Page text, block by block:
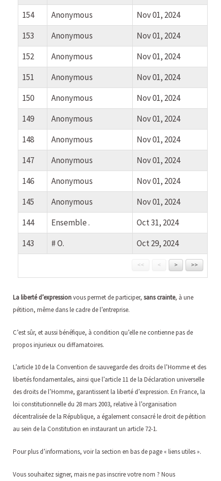
154
Anonymous
Nov 01, 2024
153
Anonymous
Nov 01, 2024
152
Anonymous
Nov 01, 2024
151
Anonymous
Nov 01, 2024
150
Anonymous
Nov 01, 2024
149
Anonymous
Nov 01, 2024
148
Anonymous
Nov 01, 2024
147
Anonymous
Nov 01, 2024
146
Anonymous
Nov 01, 2024
145
Anonymous
Nov 01, 2024
144
Ensemble .
Oct 31, 2024
143
# O. Oct 29, 2024
<< < > >>
La liberté d’expressionvous permet de participer,sans crainte, à une
pétition, même dans le cadre de l’entreprise.
C’est sûr, et aussi bénéfique, à condition qu’elle ne contienne pas de
propos injurieux ou diffamatoires.
L’article 10 de la Convention de sauvegarde des droits de l’Homme et des
libertés fondamentales, ainsi que l’article 11 de la Déclaration universelle
des droits de l’Homme, garantissent la liberté d’expression. En France, la
loi constitutionnelle du 28 mars 2003, relative à l’organisation
décentralisée de la République, a également consacré le droit de pétition
au sein de la Constitution en instaurant un article 72-1.
Pour plus d’informations, voir la section en bas de page « liens utiles ».
Vous souhaitez signer, mais ne pas inscrire votre nom ? Nous